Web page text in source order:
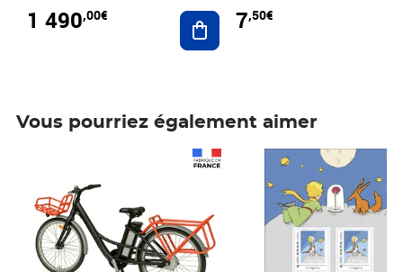
1 490,00€ Ajouter au panier
7,50€
Vous pourriez également aimer
Prix 7,50€